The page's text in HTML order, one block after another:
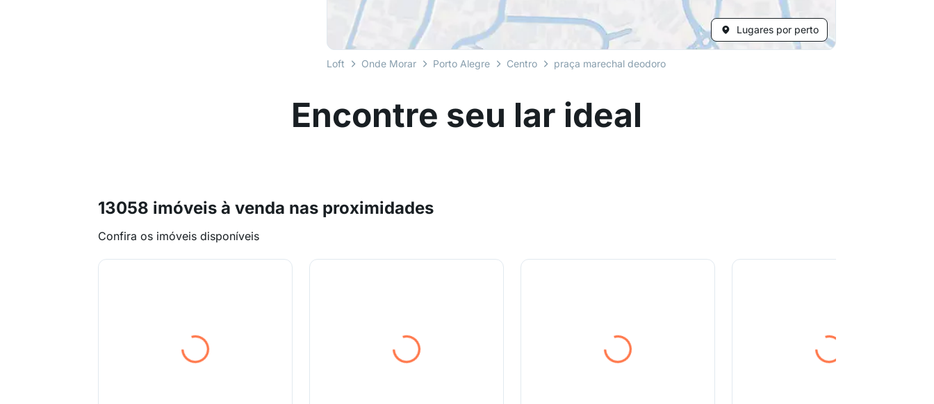
Lugares por perto
Loft Onde Morar Porto Alegre Centro praça marechal deodoro
Encontre seu lar ideal
13058 imóveis à venda nas proximidades
Confira os imóveis disponíveis